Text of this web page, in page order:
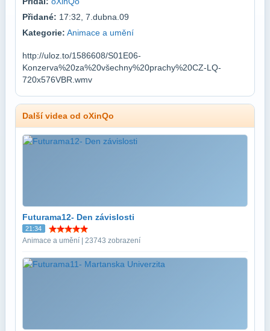
Přidané: 17:32, 7.dubna.09
Kategorie: Animace a umění
http://uloz.to/1586608/S01E06-
Konzerva%20za%20všechny%20prachy%20CZ-LQ-
720x576VBR.wmv
Další videa od oXinQo
Futurama12- Den závislosti
21:34
Animace a umění | 23743 zobrazení